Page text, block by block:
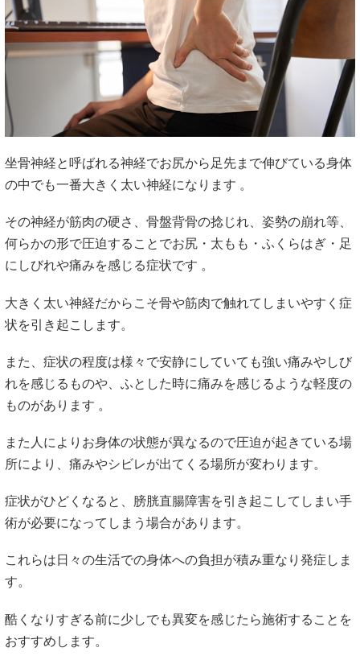
坐骨神経と呼ばれる神経でお尻から足先まで伸びている身体
の中でも一番大きく太い神経になります 。
その神経が筋肉の硬さ、骨盤背骨の捻じれ、姿勢の崩れ等、
何らかの形で圧迫することでお尻・太もも・ふくらはぎ・足
にしびれや痛みを感じる症状です 。
大きく太い神経だからこそ骨や筋肉で触れてしまいやすく症
状を引き起こします。
また、症状の程度は様々で安静にしていても強い痛みやしび
れを感じるものや、ふとした時に痛みを感じるような軽度の
ものがあります 。
また人によりお身体の状態が異なるので圧迫が起きている場
所により、痛みやシビレが出てくる場所が変わります。
症状がひどくなると、膀胱直腸障害を引き起こしてしまい手
術が必要になってしまう場合があります。
これらは日々の生活での身体への負担が積み重なり発症しま
す。
酷くなりすぎる前に少しでも異変を感じたら施術することを
おすすめします。